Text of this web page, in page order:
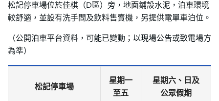
松記停車場位於佳棋（D區）旁，地面鋪設水泥，泊車環境
較舒適，並設有洗手間及飲料售賣機，另提供電單車泊位。
（公開泊車平台資料，可能已變動；以現場公告或致電場方
為準）
松記停車場
星期一
至五
星期六、日及
公眾假期